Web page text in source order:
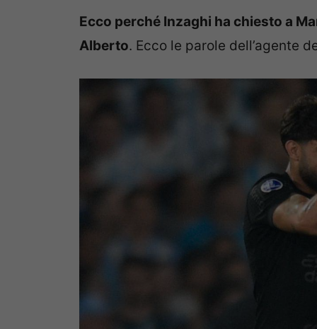
Ecco perché Inzaghi ha chiesto a
Alberto. Ecco le parole dell’agente